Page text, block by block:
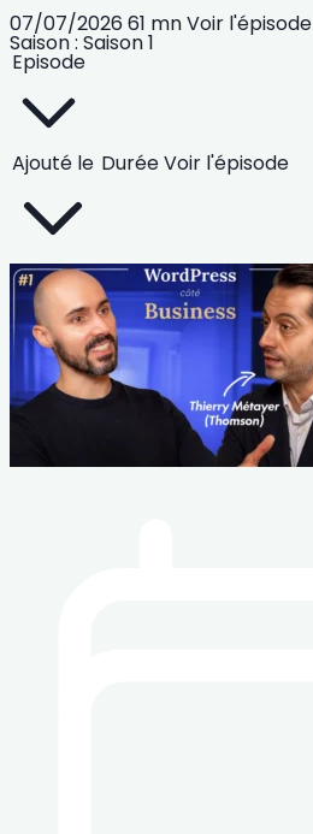
07/07/2026 61 mnVoir l'épisode
Saison : Saison 1
Episode
Ajouté le DuréeVoir l'épisode